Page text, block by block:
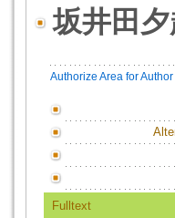
坂井田
Authorize Area for Author
Fulltext